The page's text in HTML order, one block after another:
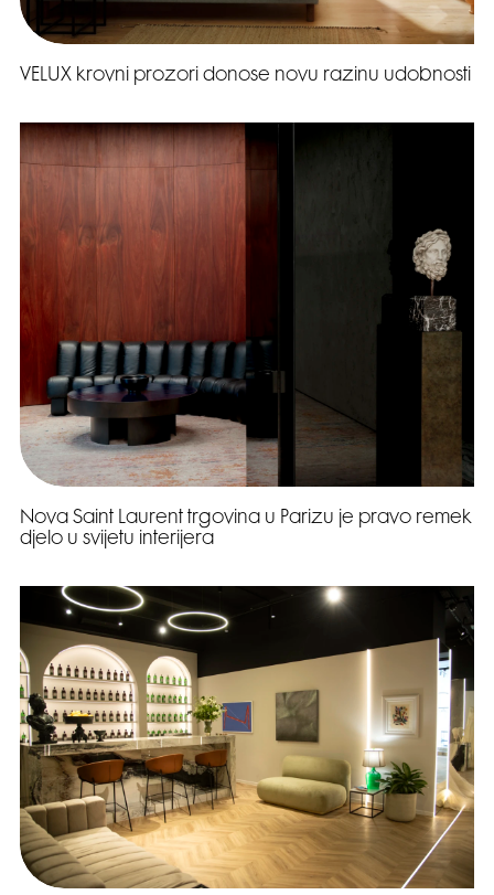
VELUX krovni prozori donose novu razinu udobnosti
Nova Saint Laurent trgovina u Parizu je pravo remek
djelo u svijetu interijera